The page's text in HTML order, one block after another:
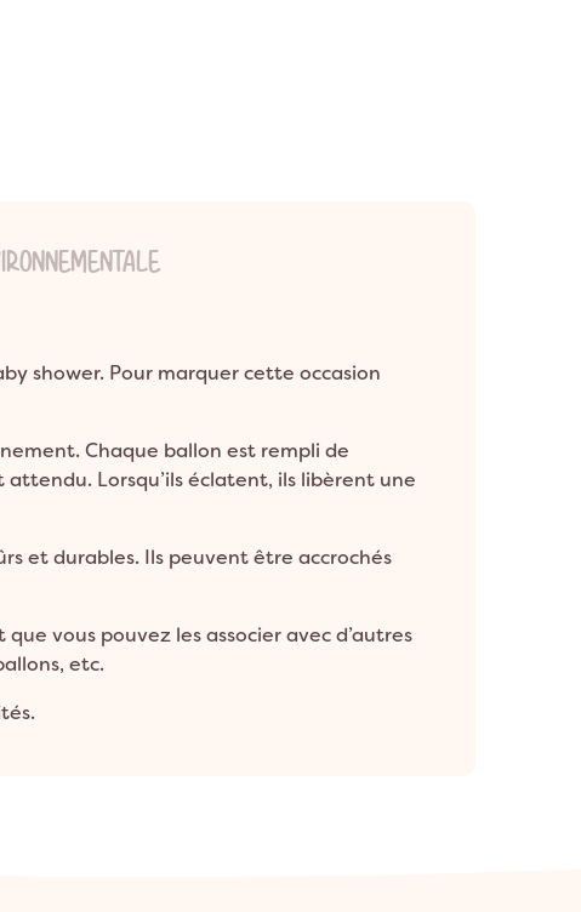
shower. Pour marquer cette occasion
Chaque ballon est rempli de
Lorsqu’ils éclatent, ils libèrent une
et durables. Ils peuvent être accrochés
vous pouvez les associer avec d’autres
etc.